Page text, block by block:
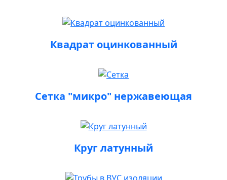
Квадрат оцинкованный
Сетка "микро" нержавеющая
Круг латунный